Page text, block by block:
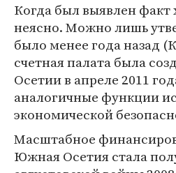
Когда был выявлен
неясно. Можно лишь
было менее года назад
счетная палата была
Осетии в апреле 2011
аналогичные функции
экономической
Масштабное
Южная Осетия стала